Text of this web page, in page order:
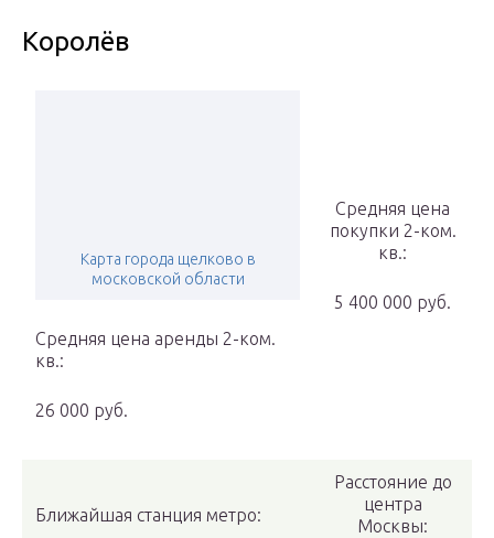
Королёв
Карта города щелково в
московской области
Средняя цена аренды 2-ком.
кв.:
26 000 руб.
Средняя цена
покупки 2-ком.
кв.:
5 400 000 руб.
Ближайшая станция метро:
Расстояние до
центра
Москвы: